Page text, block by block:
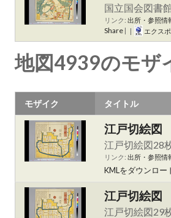
国立国会図書
リンク: 出所・参照情
Share エクス
地図4939のモザ
モザイク タイトル
江戸切絵図
江戸切絵図28
リンク: 出所・参照情
KMLをダウンロー
江戸切絵図
江戸切絵図29